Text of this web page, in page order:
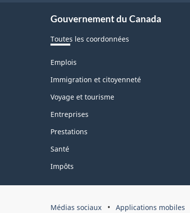
Gouvernement du Canada
Toutes les coordonnées
Thèmes
sujets
Emplois
Immigration et citoyenneté
Voyage et tourisme
Entreprises
Prestations
Santé
Impôts
Organisation
Médias sociaux Applications mobiles